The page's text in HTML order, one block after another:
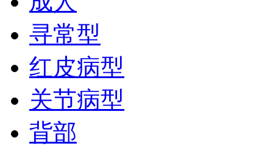
寻常型
红皮病型
关节病型
背部